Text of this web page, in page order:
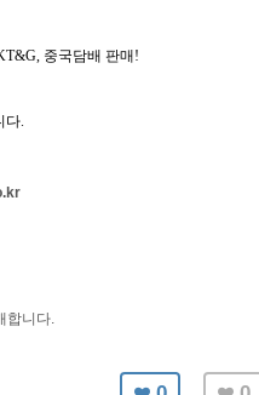
중국담배 판매 !
다.
합니다.